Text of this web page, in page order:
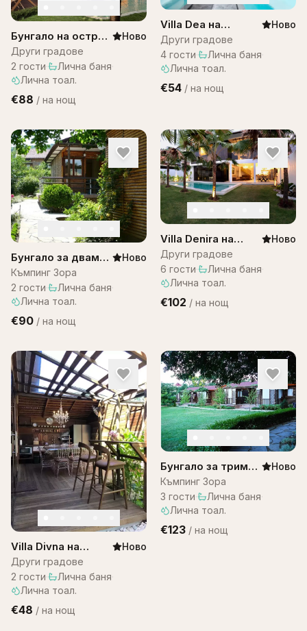
Бунгало на остров
Бали в комплекс
Bali Lagoon
Ново
Други градове
2 гости· Лична баня·
Лична тоал.
€88 / на нощ
Villa Dea на
Остров Бали
Ново
Други градове
4 гости· Лична баня·
Лична тоал.
€54 / на нощ
Бунгало за двама–
къмпинг ЗОРА
Ново
Къмпинг Зора
2 гости· Лична баня·
Лична тоал.
€90 / на нощ
Villa Denira на
Остров Бали
Ново
Други градове
6 гости· Лична баня·
Лична тоал.
€102 / на нощ
Villa Divna на
Остров Бали
Ново
Други градове
2 гости· Лична баня·
Лична тоал.
€48 / на нощ
Бунгало за трима
– къмпинг Зора
Ново
Къмпинг Зора
3 гости· Лична баня·
Лична тоал.
€123 / на нощ